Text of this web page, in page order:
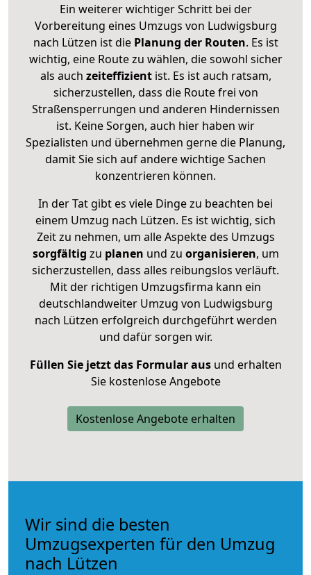
Ein weiterer wichtiger Schritt bei der
Vorbereitung eines Umzugs von Ludwigsburg
nach Lützen ist diePlanung der Routen. Es ist
wichtig, eine Route zu wählen, die sowohl sicher
als auch zeiteffizientist. Es ist auch ratsam,
sicherzustellen, dass die Route frei von
Straßensperrungen und anderen Hindernissen
ist. Keine Sorgen, auch hier haben wir
Spezialisten und übernehmen gerne die Planung,
damit Sie sich auf andere wichtige Sachen
konzentrieren können.
In der Tat gibt es viele Dinge zu beachten bei
einem Umzug nach Lützen. Es ist wichtig, sich
Zeit zu nehmen, um alle Aspekte des Umzugs
sorgfältig zu planen und zu organisieren, um
sicherzustellen, dass alles reibungslos verläuft.
Mit der richtigen Umzugsfirma kann ein
deutschlandweiter Umzug von Ludwigsburg
nach Lützen erfolgreich durchgeführt werden
und dafür sorgen wir.
Füllen Sie jetzt das Formular ausund erhalten
Sie kostenlose Angebote
Kostenlose Angebote erhalten
Wir sind die besten
Umzugsexperten für den Umzug
nach Lützen